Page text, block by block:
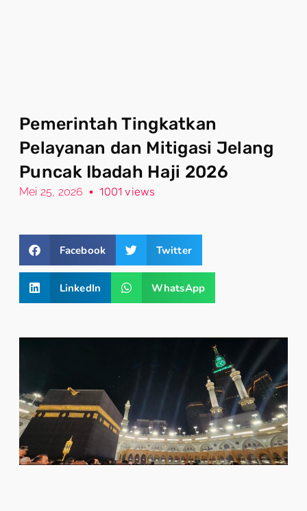
Pemerintah Tingkatkan
Pelayanan dan Mitigasi Jelang
Puncak Ibadah Haji 2026
Mei 25, 2026 1001 views
Facebook Twitter
LinkedIn WhatsApp